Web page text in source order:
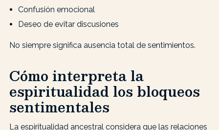
Confusión emocional
Deseo de evitar discusiones
No siempre significa ausencia total de sentimientos.
Cómo interpreta la
espiritualidad los bloqueos
sentimentales
La espiritualidad ancestral considera que las relaciones